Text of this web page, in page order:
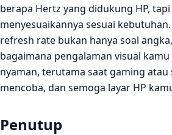
berapa Hertz yang didukung HP,
menyesuaikannya sesuai
refresh rate bukan hanya soal
bagaimana pengalaman visual
nyaman, terutama saat gaming
mencoba, dan semoga layar HP
Penutup